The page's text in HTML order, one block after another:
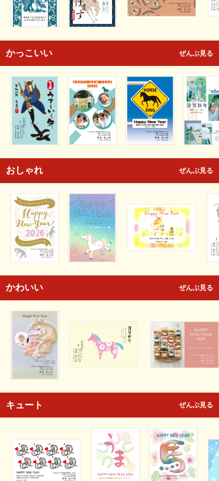
かっこいい ぜんぶ見る
おしゃれ ぜんぶ見る
かわいい ぜんぶ見る
キュート ぜんぶ見る